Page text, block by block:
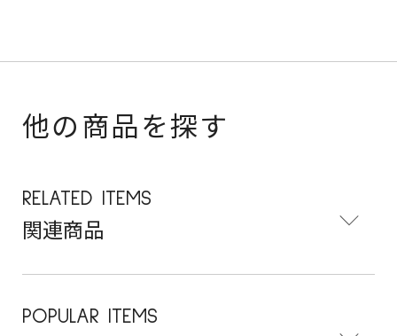
他の商品を探す
RELATED ITEMS
関連商品
POPULAR ITEMS